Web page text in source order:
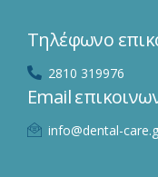
Τηλέφωνο
2810 319976
Email
info@dental-